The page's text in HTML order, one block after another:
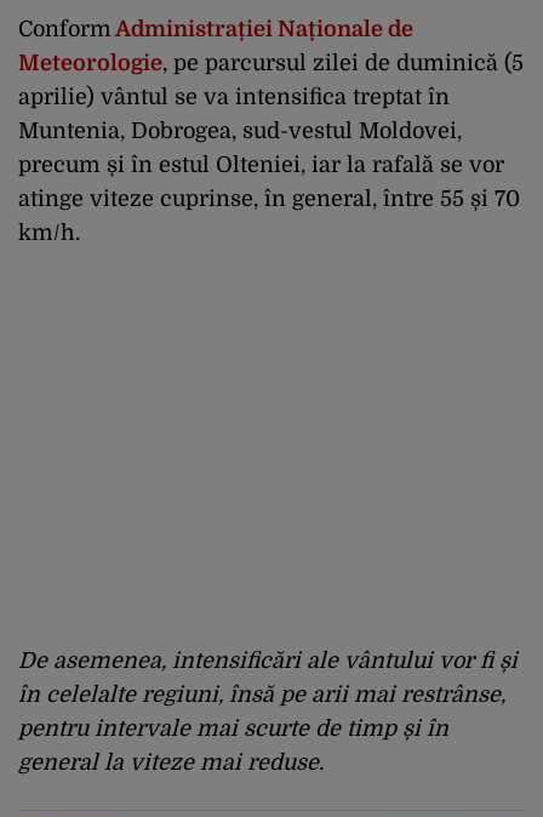
Conform Administrației Naționale de
Meteorologie, pe parcursul zilei de duminică (5
aprilie) vântul se va intensifica treptat în
Muntenia, Dobrogea, sud-vestul Moldovei,
precum și în estul Olteniei, iar la rafală se vor
atinge viteze cuprinse, în general, între 55 și 70
km/h.
De asemenea, intensificări ale vântului vor fi și
în celelalte regiuni, însă pe arii mai restrânse,
pentru intervale mai scurte de timp și în
general la viteze mai reduse.